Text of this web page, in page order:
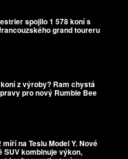
spojilo 1 578 koní s
grand toureru
z výroby? Ram chystá
pro nový Rumble Bee
míří na Teslu Model Y. Nové
SUV kombinuje výkon,